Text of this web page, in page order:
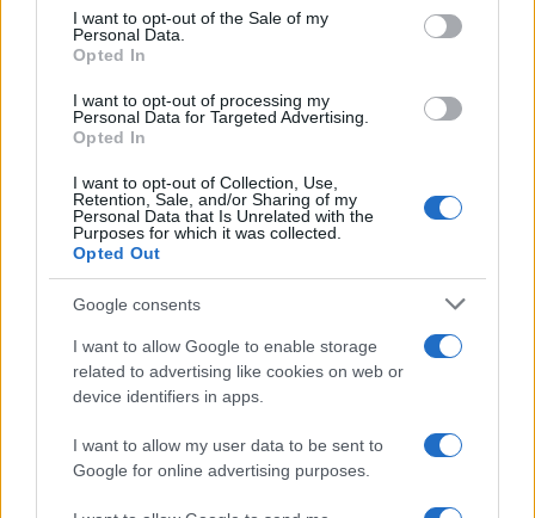
consent section.
I want to opt-out of the Sale of my
Personal Data.
Opted In
I want to opt-out of processing my
Personal Data for Targeted Advertising.
Opted In
I want to opt-out of Collection, Use,
Retention, Sale, and/or Sharing of my
Personal Data that Is Unrelated with the
Purposes for which it was collected.
Opted Out
Google consents
I want to allow Google to enable storage
related to advertising like cookies on web or
device identifiers in apps.
I want to allow my user data to be sent to
Google for online advertising purposes.